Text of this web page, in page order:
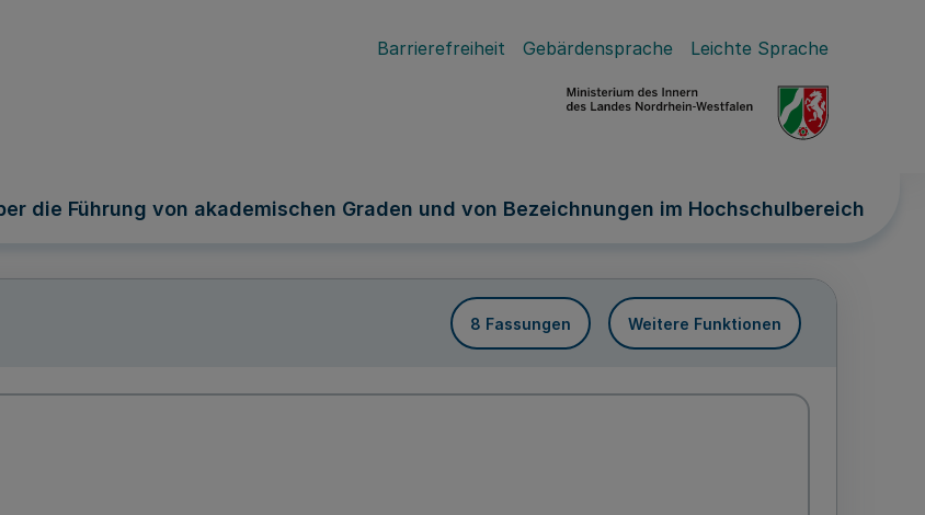
Barrierefreiheit Gebärdensprache Leichte Sprache
die Führung von akademischen Graden und von Bezeichnungen im Hochschulbereich
8 Fassungen Weitere Funktionen